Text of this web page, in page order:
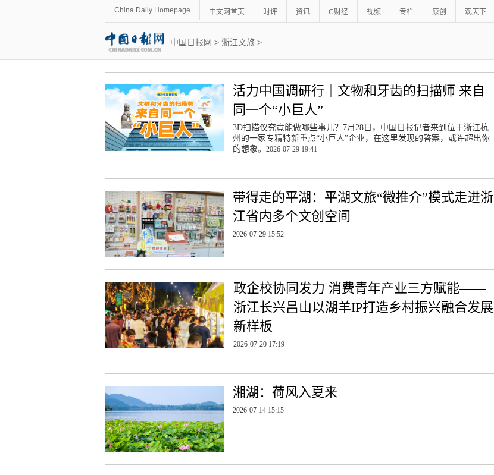
China Daily Homepage 中文网首页 时评 资讯 C财经 视频 专栏 原创 观天下
中国日报网 > 浙江文旅>
活力中国调研行｜文物和牙齿的扫描师 来自
同一个“小巨人”
3D扫描仪究竟能做哪些事儿？7月28日，中国日报记者来到位于浙江杭
州的一家专精特新重点“小巨人”企业，在这里发现的答案，或许超出你
的想象。2026-07-29 19:41
带得走的平湖：平湖文旅“微推介”模式走进浙
江省内多个文创空间
2026-07-29 15:52
政企校协同发力 消费青年产业三方赋能——
浙江长兴吕山以湖羊IP打造乡村振兴融合发展
新样板
2026-07-20 17:19
湘湖：荷风入夏来
2026-07-14 15:15